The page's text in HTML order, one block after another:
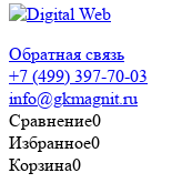
Обратная связь
+7 (499) 397-70-03
info@gkmagnit.ru
Сравнение0
Избранное0
Корзина0